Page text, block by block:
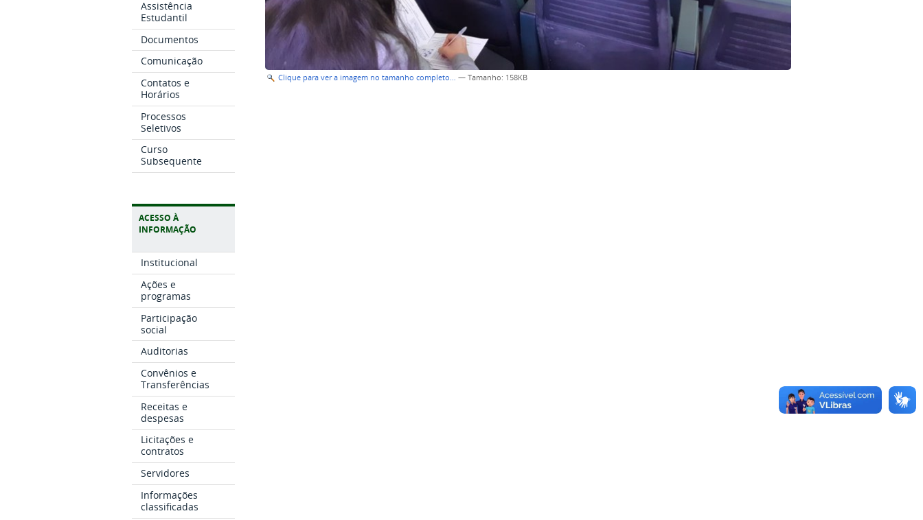
Assistência
Estudantil
Documentos
Comunicação
Contatos e
Horários
Processos
Seletivos
Curso
Subsequente
ACESSO À
INFORMAÇÃO
Institucional
Ações e
programas
Participação
social
Auditorias
Convênios e
Transferências
Receitas e
despesas
Licitações e
contratos
Servidores
Informações
classificadas
Clique para ver a imagem no tamanho completo… —Tamanho: 158KB